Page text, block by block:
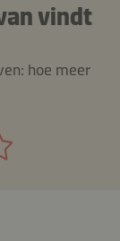
vindt
hoe meer